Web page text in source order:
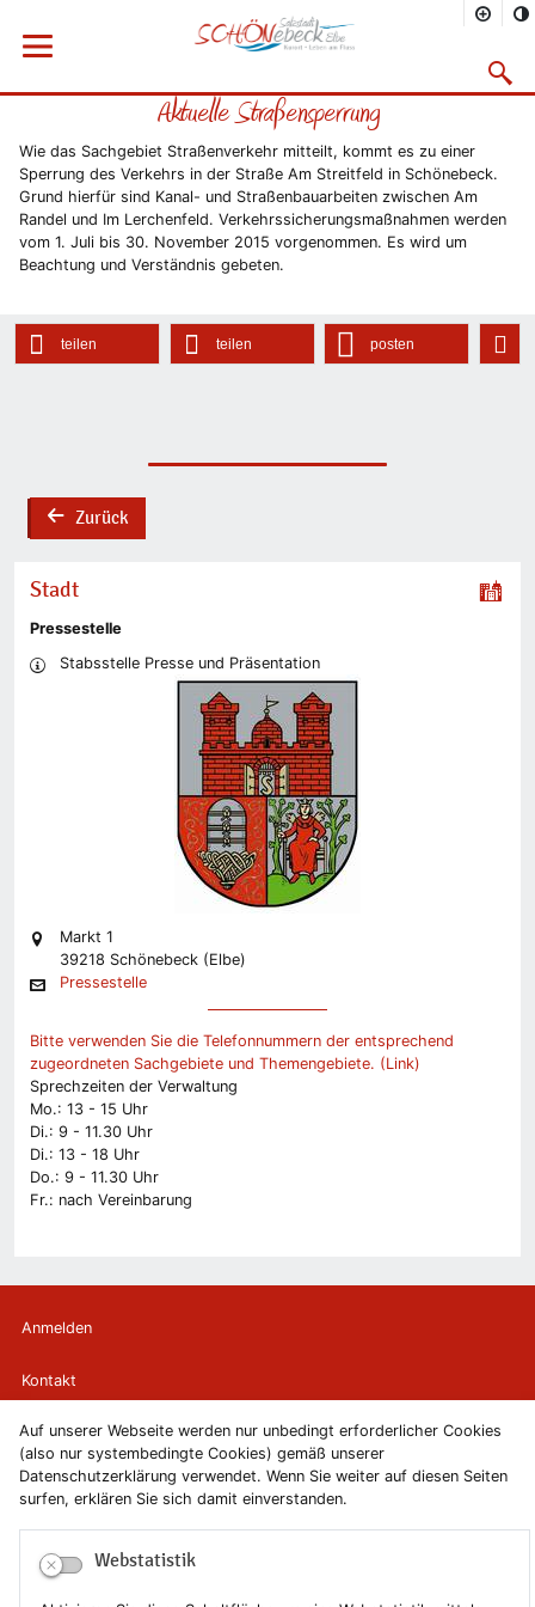
Auf unserer Webseite werden nur unbedingt erforderlicher Cookies
(also nur systembedingte Cookies) gemäß unserer
Datenschutzerklärung verwendet. Wenn Sie weiter auf diesen Seiten
surfen, erklären Sie sich damit einverstanden.
Webstatistik
Menü öffnen
Startseite
Rathaus
Aktuelles 2015
Aktuelle Straßensperrung
Wie das Sachgebiet Straßenverkehr mitteilt, kommt es zu einer
Sperrung des Verkehrs in der Straße Am Streitfeld in Schönebeck.
Grund hierfür sind Kanal- und Straßenbauarbeiten zwischen Am
Randel und Im Lerchenfeld. Verkehrssicherungsmaßnahmen werden
vom 1. Juli bis 30. November 2015 vorgenommen. Es wird um
Beachtung und Verständnis gebeten.
teilen teilen posten
backZurück
Stadt
Pressestelle
Stabsstelle Presse und Präsentation
Markt 1
39218 Schönebeck (Elbe)
Pressestelle
Bitte verwenden Sie die Telefonnummern der entsprechend
zugeordneten Sachgebiete und Themengebiete. (Link)
Sprechzeiten der Verwaltung
Mo.: 13 - 15 Uhr
Di.: 9 - 11.30 Uhr
Di.: 13 - 18 Uhr
Do.: 9 - 11.30 Uhr
Fr.: nach Vereinbarung
Anmelden
Kontakt
Newsletter
Newsletterabmeldung